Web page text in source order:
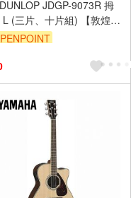
JDGP-9073R 拇
L (三片、十片組) 【敦煌樂